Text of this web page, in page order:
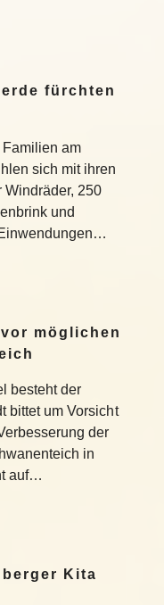
fürchten
am
sich mit ihren
250
und
möglichen
besteht der
bittet um Vorsicht
der
in
auf…
Kita